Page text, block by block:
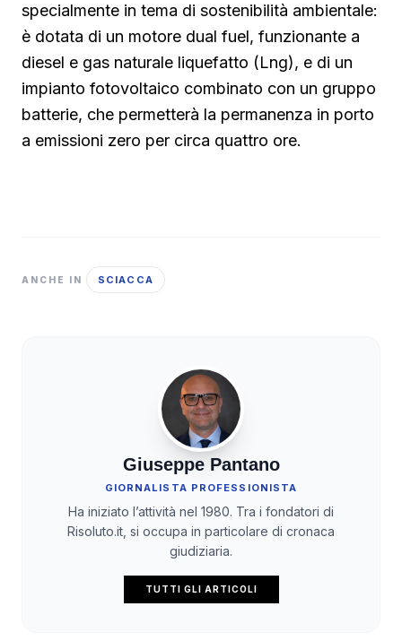
specialmente in tema di sostenibilità ambientale:
è dotata di un motore dual fuel, funzionante a
diesel e gas naturale liquefatto (Lng), e di un
impianto fotovoltaico combinato con un gruppo
batterie, che permetterà la permanenza in porto
a emissioni zero per circa quattro ore.
ANCHE IN SCIACCA
Giuseppe Pantano
GIORNALISTA PROFESSIONISTA
Ha iniziato l’attività nel 1980. Tra i fondatori di
Risoluto.it, si occupa in particolare di cronaca
giudiziaria.
TUTTI GLI ARTICOLI